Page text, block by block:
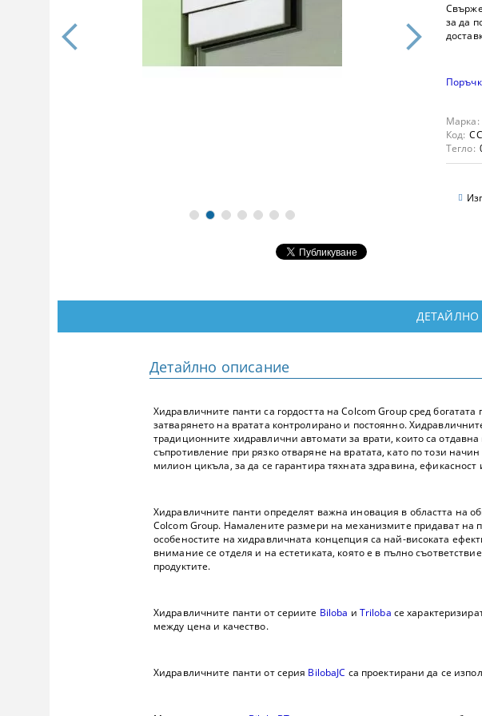
за да
Марка:
Код:
Тегло:
Детайлно описание
Хидравличните панти са гордостта на Colcom Group сред
затварянето на вратата контролирано и постоянно.
традиционните хидравлични автомати за врати, които са
съпротивление при рязко отваряне на вратата, като по този
милион цикъла, за да се гарантира тяхната здравина, ефикасност
Хидравличните панти определят важна иновация в областта на
Colcom Group. Намалените размери на механизмите придават на
особеностите на хидравличната концепция са най-високата
внимание се отделя и на естетиката, която е в пълно
продуктите.
Хидравличните панти от сериите Biloba и Triloba се
между цена и качество.
Хидравличните панти от серия BilobaJC са проектирани да се